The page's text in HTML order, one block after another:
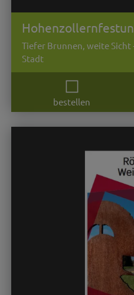
Tiefer Brunnen, weite Sicht
Stadt
bestellen